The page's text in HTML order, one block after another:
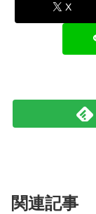
X
関連記事